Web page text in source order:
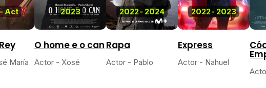
Act
María
2023
O home e o can
Actor - Xosé
2022-2024
Rapa
Actor - Pablo
2022-2023
Express
Actor - Nahuel